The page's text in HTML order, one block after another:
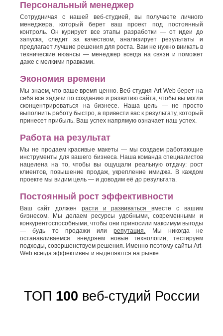
Персональный менеджер
Сотрудничая с нашей веб-студией, вы получаете личного
менеджера, который берет ваш проект под постоянный
контроль. Он курирует все этапы разработки — от идеи до
запуска, следит за качеством, анализирует результаты и
предлагает лучшие решения для роста. Вам не нужно вникать в
технические нюансы — менеджер всегда на связи и поможет
даже с мелкими правками.
Экономия времени
Мы знаем, что ваше время ценно. Веб-студия Art-Web берет на
себя все задачи по созданию и развитию сайта, чтобы вы могли
сконцентрироваться на бизнесе. Наша цель — не просто
выполнить работу быстро, а привести вас к результату, который
принесет прибыль. Ваш успех напрямую означает наш успех.
Работа на результат
Мы не продаем красивые макеты — мы создаем работающие
инструменты для вашего бизнеса. Наша команда специалистов
нацелена на то, чтобы вы ощущали реальную отдачу: рост
клиентов, повышение продаж, укрепление имиджа. В каждом
проекте мы видим цель — и доводим её до результата.
Постоянный рост эффективности
Ваш сайт должен расти и развиватьсявместе с вашим
бизнесом. Мы делаем ресурсы удобными, современными и
конкурентоспособными, чтобы они приносили максимум выгоды
— будь то продажи илирепутация. Мы никогда не
останавливаемся: внедряем новые технологии, тестируем
подходы, совершенствуем решения. Именно поэтому сайты Art-
Web всегда эффективны и выделяются на рынке.
ТОП 100 веб-студий России